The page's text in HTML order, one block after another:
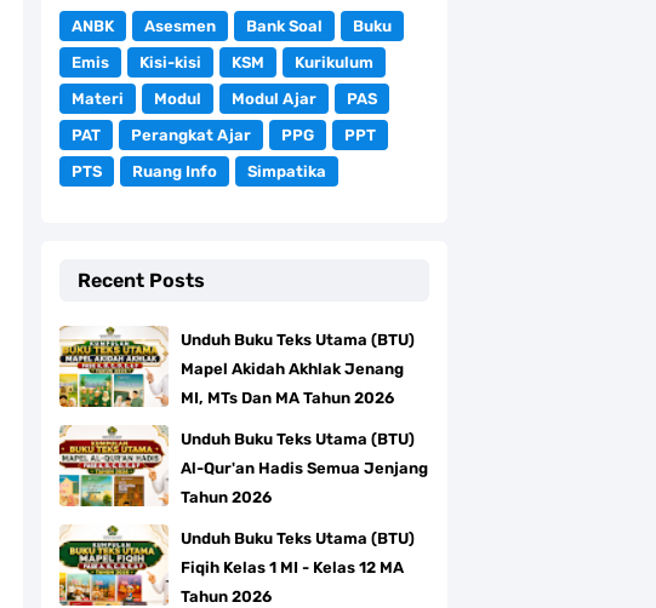
ANBK Asesmen Bank Soal
Buku
Emis
Kisi-kisi KSM
Kurikulum
Materi
Modul Modul Ajar
PAS
PAT
Perangkat Ajar PPG
PPT
PTS
Ruang Info Simpatika
Recent Posts
Unduh Buku Teks Utama (BTU)
Mapel Akidah Akhlak Jenang
MI, MTs Dan MA Tahun 2026
Unduh Buku Teks Utama (BTU)
Al-Qur'an Hadis Semua Jenjang
Tahun 2026
Unduh Buku Teks Utama (BTU)
Fiqih Kelas 1 MI - Kelas 12 MA
Tahun 2026